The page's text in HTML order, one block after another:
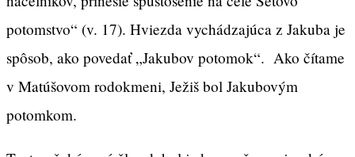
potomstvo“ (v. 17). Hviezda vychádzajúca z Jakuba je
spôsob, ako povedať „Jakubov potomok“. Ako čítame
v Matúšovom rodokmeni, Ježiš bol Jakubovým
potomkom.